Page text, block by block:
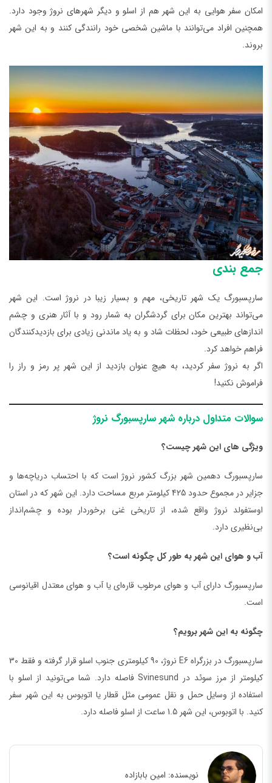
امکان سفر هوایی به این شهر هم از اسلو و دیگر شهرهای نروژ وجود دارد.
همچنین افراد می‌توانند با ماشین شخصی خود رانندگی کنند و به این شهر
بروند.
جمع بندی
سارپسبورگ یک شهر تاریخی، مهم و بسیار زیبا در نروژ است. این شهر
می‌تواند بهترین مکان برای گردشگران به شمار رود و با آثار هنری و چشم
اندازهای طبیعی خود، لحظات شاد و به یاد ماندنی زیادی برای بازدیدکنندگان
فراهم خواهد کرد.
اگر به نروژ سفر کردید، به هیچ عنوان بازدید از این شهر پر رمز و راز را
فراموش نکنید!
سوالات متداول درباره شهر سارپسبورگ نروژ
ویژگی های این شهر چیست؟
سارپسبورگ دهمین شهر بزرگ کشور نروژ است که با احتساب دریاچه‌ها و
جزایر در مجموع حدود 425 کیلومتر مربع مساحت دارد. این شهر که در استان
اوستفولد نروژ واقع شده، از تاریخی غنی برخوردار بوده و چشم‌انداز
بی‌نظیری دارد.
آب و هوای این شهر به طور کل چگونه است؟
سارپسبورگ دارای آب و هوای مرطوب قاره‌ای یا آب و هوای معتدل اقیانوسی
است.
چگونه به این شهر برویم؟
سارپسبورگ در بزرگراه E6 نروژ، 90 کیلومتری جنوب اسلو قرار گرفته و فقط 30
کیلومتر از مرز سوئد در Svinesund فاصله دارد. شما می‌تونید از اسلو با
استفاده از وسایل حمل و نقل عمومی مثل قطار یا اتوبوس به این شهر سفر
کنید. با اتوبوس، این شهر 1.5 ساعت از اسلو فاصله دارد.
نویسنده: امین بابازاده